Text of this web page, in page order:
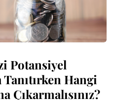
Potansiyel
Tanıtırken Hangi
Çıkarmalısınız?